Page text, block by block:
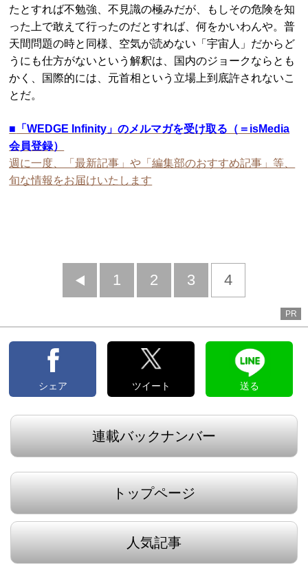
たとすれば不勉強、不見識の極みだが、もしその危険を知
った上で敢えて行ったのだとすれば、何をかいわんや。普
天間問題の時と同様、空気が読めない「宇宙人」だからど
うにも仕方がないという解釈は、国内のジョークならとも
かく、国際的には、元首相という立場上到底許されないこ
とだ。
■ 「WEDGE Infinity」のメルマガを受け取る（＝isMedia
会員登録）
週に一度、「最新記事」や「編集部のおすすめ記事」等、
旬な情報をお届けいたします
前
1 2 3 4
PR
シェア ツイート 送る
連載バックナンバー
トップページ
人気記事